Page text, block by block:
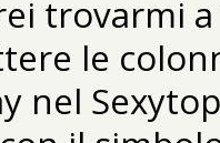
trovarmi
le
nel